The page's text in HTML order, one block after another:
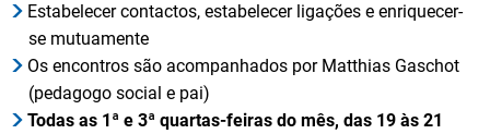
Estabelecer contactos, estabelecer ligações e enriquecer-
se mutuamente
Os encontros são acompanhados por Matthias Gaschot
(pedagogo social e pai)
Todas as 1ª e 3ª quartas-feiras do mês, das 19 às 21